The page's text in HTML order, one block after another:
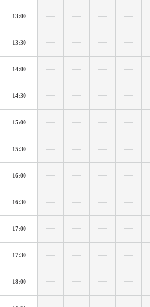
13:00
13:30
14:00
14:30
15:00
15:30
16:00
16:30
17:00
17:30
18:00